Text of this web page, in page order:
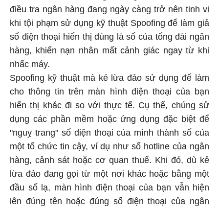
điều tra ngân hàng đang ngày càng trở nên tinh vi
khi tội phạm sử dụng kỹ thuật Spoofing để làm giả
số điện thoại hiển thị đúng là số của tổng đài ngân
hàng, khiến nạn nhân mất cảnh giác ngay từ khi
nhấc máy.
Spoofing kỹ thuật mà kẻ lừa đảo sử dụng để làm
cho thông tin trên màn hình điện thoại của bạn
hiển thị khác đi so với thực tế. Cụ thể, chúng sử
dụng các phần mềm hoặc ứng dụng đặc biệt để
"nguỵ trang" số điện thoại của mình thành số của
một tổ chức tin cậy, ví dụ như số hotline của ngân
hàng, cảnh sát hoặc cơ quan thuế. Khi đó, dù kẻ
lừa đảo đang gọi từ một nơi khác hoặc bằng một
đầu số lạ, màn hình điện thoại của bạn vẫn hiện
lên đúng tên hoặc đúng số điện thoại của ngân